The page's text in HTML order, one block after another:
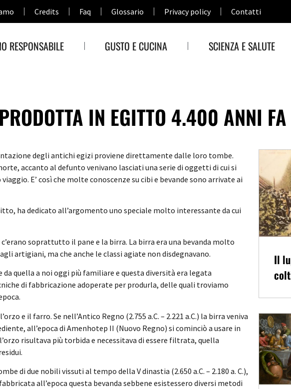
Credits Faq Glossario Privacy policy Contatti
RESPONSABILE GUSTO E CUCINA SCIENZA E SALUTE
IN EGITTO 4.400 ANNI FA
degli antichi egizi proviene direttamente dalle loro tombe.
accanto al defunto venivano lasciati una serie di oggetti di cui si
E’ così che molte conoscenze su cibi e bevande sono arrivate ai
ha dedicato all’argomento uno speciale molto interessante da cui
soprattutto il pane e la birra. La birra era una bevanda molto
artigiani, ma che anche le classi agiate non disdegnavano.
quella a noi oggi più familiare e questa diversità era legata
di fabbricazione adoperate per produrla, delle quali troviamo
e il farro. Se nell’Antico Regno (2.755 a.C. – 2.221 a.C.) la birra veniva
all’epoca di Amenhotep II (Nuovo Regno) si cominciò a usare in
risultava più torbida e necessitava di essere filtrata, quella
di due nobili vissuti al tempo della V dinastia (2.650 a.C. – 2.180 a. C.),
all’epoca questa bevanda sebbene esistessero diversi metodi
Il